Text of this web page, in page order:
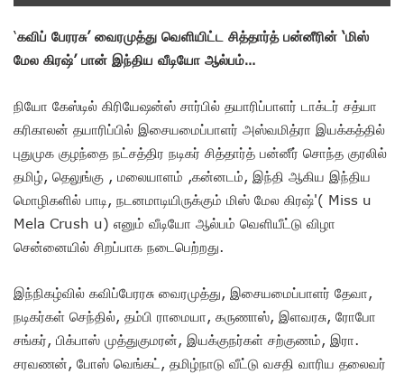
‘கவிப் பேரரசு’ வைரமுத்து வெளியிட்ட சித்தார்த் பன்னீரின் ‘மிஸ்
மேல கிரஷ்’ பான் இந்திய வீடியோ ஆல்பம்…
நியோ கேஸ்டில் கிரியேஷன்ஸ் சார்பில் தயாரிப்பாளர் டாக்டர் சத்யா
கரிகாலன் தயாரிப்பில் இசையமைப்பாளர் அஸ்வமித்ரா இயக்கத்தில்
புதுமுக குழந்தை நட்சத்திர நடிகர் சித்தார்த் பன்னீர் சொந்த குரலில்
தமிழ், தெலுங்கு , மலையாளம் ,கன்னடம், இந்தி ஆகிய இந்திய
மொழிகளில் பாடி, நடனமாடியிருக்கும் மிஸ் மேல கிரஷ்'( Miss u
Mela Crush u) எனும் வீடியோ ஆல்பம் வெளியீட்டு விழா
சென்னையில் சிறப்பாக நடைபெற்றது.
இந்நிகழ்வில் கவிப்பேரரசு வைரமுத்து, இசையமைப்பாளர் தேவா,
நடிகர்கள் செந்தில், தம்பி ராமையா, கருணாஸ், இளவரசு, ரோபோ
சங்கர், பிக்பாஸ் முத்துகுமரன், இயக்குநர்கள் சற்குணம், இரா.
சரவணன், போஸ் வெங்கட், தமிழ்நாடு வீட்டு வசதி வாரிய தலைவர்